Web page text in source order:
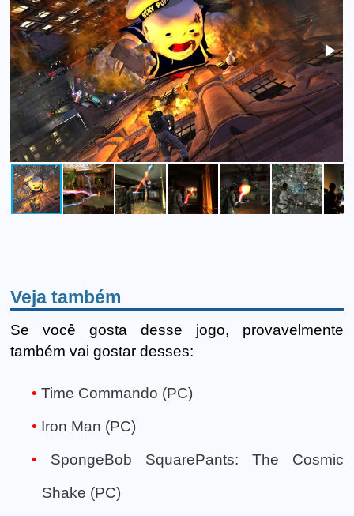
Veja também
Se você gosta desse jogo, provavelmente
também vai gostar desses:
Time Commando (PC)
Iron Man (PC)
SpongeBob SquarePants: The Cosmic
Shake (PC)